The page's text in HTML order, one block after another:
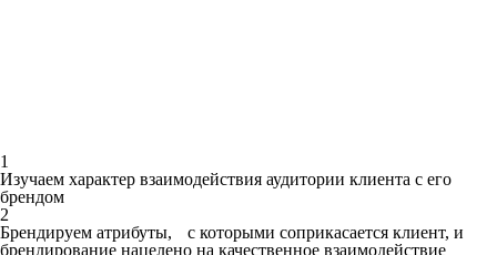
1
Изучаем характер взаимодействия аудитории клиента с его
брендом
2
Брендируем атрибуты, с которыми соприкасается клиент, и
брендирование нацелено на качественное взаимодействие